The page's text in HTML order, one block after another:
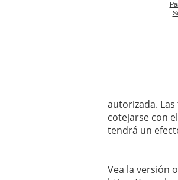
autorizada.
cotejarse con
tendrá un
Vea la versión